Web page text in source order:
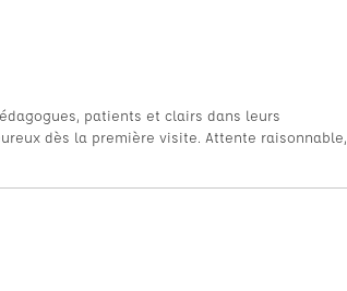
patients et clairs dans leurs
dès la première visite. Attente raisonnable,